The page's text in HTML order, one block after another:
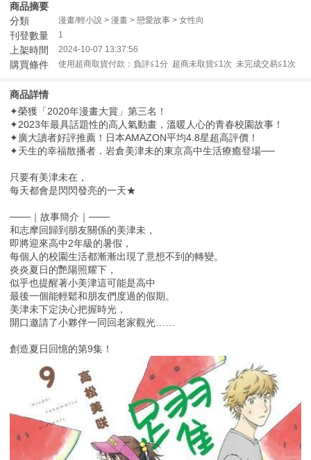
商品摘要
分類
漫畫/輕小說 > 漫畫 > 戀愛故事 > 女性向
刊登數量 1
上架時間 2024-10-07 13:37:56
購買條件 使用超商取貨付款：負評≦1分 超商未取貨≦1次 未完成交易≦1次
商品詳情
✦榮獲「2020年漫畫大賞」第三名！
✦2023年最具話題性的高人氣動畫，溫暖人心的青春校園故事！
✦廣大讀者好評推薦！日本AMAZON平均4.8星超高評價！
✦天生的幸福散播者．岩倉美津未的東京高中生活療癒登場──
只要有美津未在，
每天都會是閃閃發亮的一天★
───｜故事簡介｜───
和志摩回歸到朋友關係的美津未，
即將迎來高中2年級的暑假，
每個人的校園生活都漸漸出現了意想不到的轉變。
炎炎夏日的艷陽照耀下，
似乎也提醒著小美津這可能是高中
最後一個能輕鬆和朋友們度過的假期。
美津未下定決心把握時光，
開口邀請了小夥伴一同回老家觀光……
創造夏日回憶的第9集！